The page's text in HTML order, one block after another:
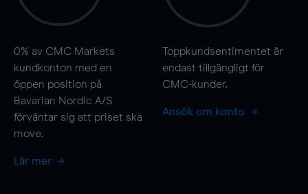
0% av CMC Markets
kundkonton med en
öppen position på
Bavarian Nordic A/S
förväntar sig att priset ska
move.
Lär mer
Toppkundsentimentet är
endast tillgängligt för
CMC-kunder.
Ansök om konto